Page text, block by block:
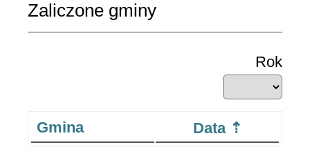
Zaliczone gminy
Rok
Gmina Data